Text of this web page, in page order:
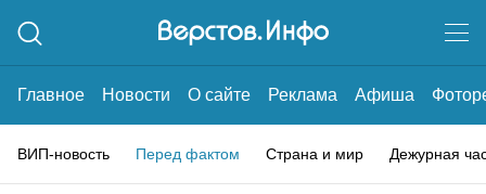
Главное Новости О сайте Реклама Афиша
ВИП-новость Перед фактом Страна и мир Дежурная